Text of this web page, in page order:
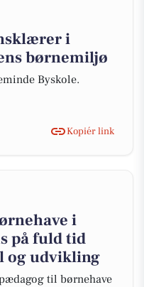
i
børnemiljø
Byskole.
Kopiér link
i
på fuld tid
og udvikling
til børnehave